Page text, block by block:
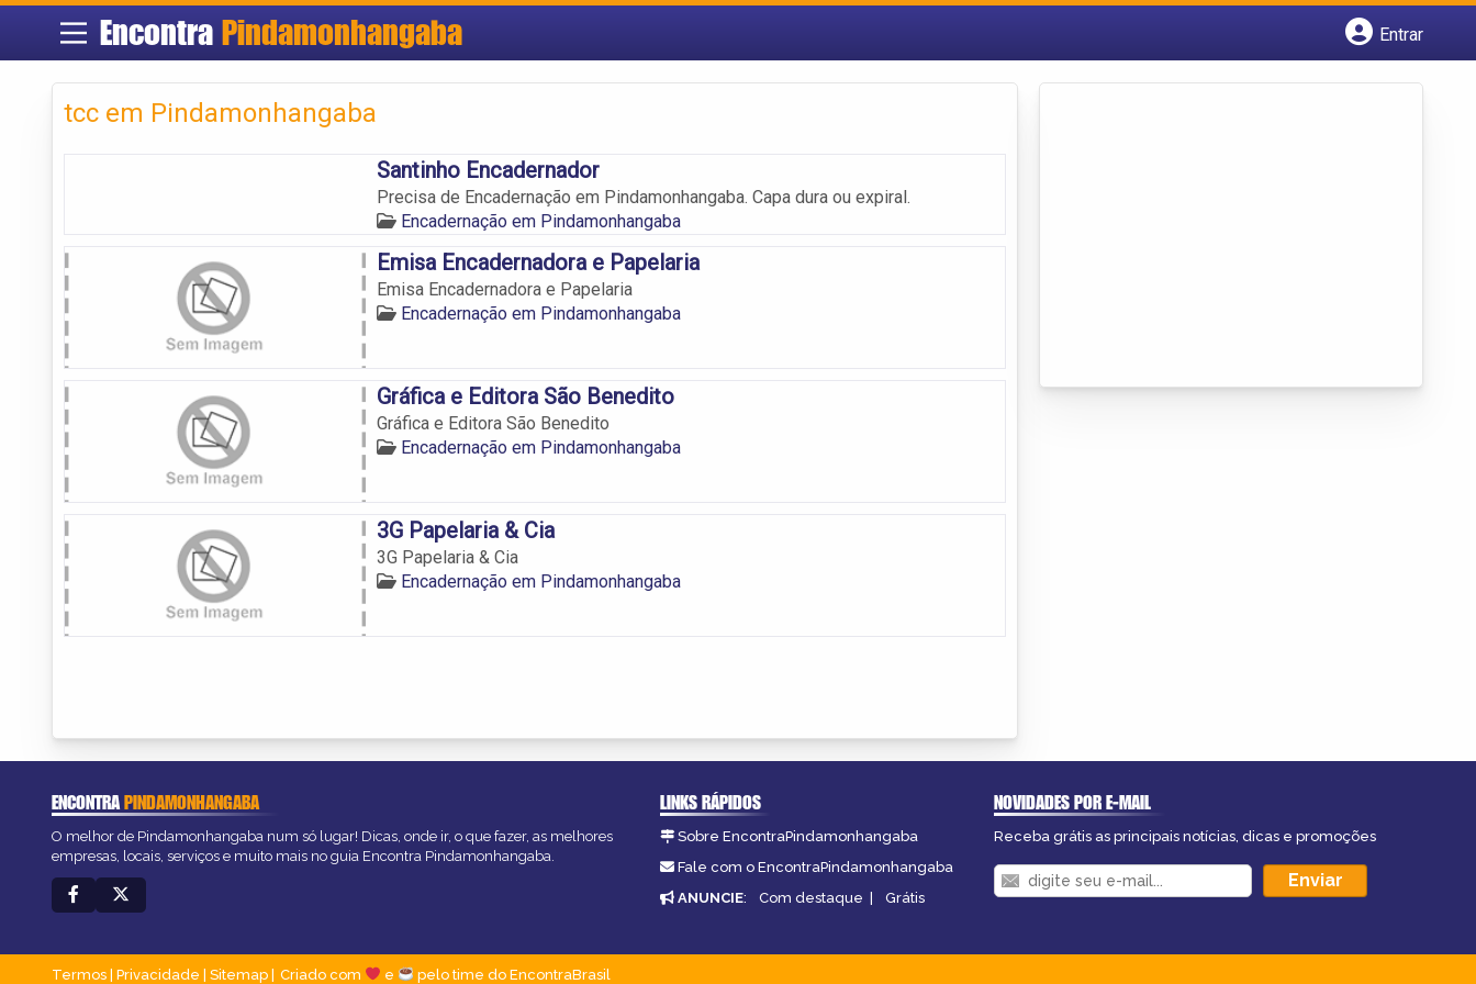
Encontra Pindamonhangaba
Entrar
tcc em Pindamonhangaba
Santinho Encadernador
Precisa de Encadernação em Pindamonhangaba. Capa dura ou expiral.
Encadernação em Pindamonhangaba
Emisa Encadernadora e Papelaria
Emisa Encadernadora e Papelaria
Encadernação em Pindamonhangaba
Gráfica e Editora São Benedito
Gráfica e Editora São Benedito
Encadernação em Pindamonhangaba
3G Papelaria & Cia
3G Papelaria & Cia
Encadernação em Pindamonhangaba
ENCONTRAPINDAMONHANGABA
O melhor de Pindamonhangaba num só lugar! Dicas, onde ir, o que fazer, as melhores
empresas, locais, serviços e muito mais no guia Encontra Pindamonhangaba.
LINKS RÁPIDOS
Sobre EncontraPindamonhangaba
Fale com o EncontraPindamonhangaba
ANUNCIE: Com destaque | Grátis
NOVIDADES POR E-MAIL
Receba grátis as principais notícias, dicas e promoções
Termos Privacidade Sitemap Criado com e pelo time do EncontraBrasil